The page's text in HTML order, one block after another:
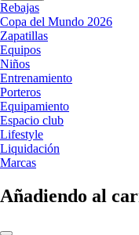
Rebajas
Copa del Mundo 2026
Zapatillas
Equipos
Niños
Entrenamiento
Porteros
Equipamiento
Espacio club
Lifestyle
Liquidación
Marcas
Añadiendo al